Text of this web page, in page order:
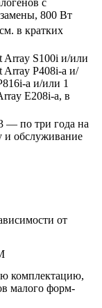
с
800 Вт
в кратких
Array S100i и/или
Array P408i-a и/
a и/или 1
E208i-a, в
— по три года на
и обслуживание
от
комплектацию,
малого форм-